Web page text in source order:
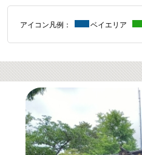
アイコン凡例： ベイエリア